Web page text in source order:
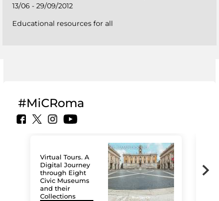
13/06 - 29/09/2012
Educational resources for all
#MiCRoma
Virtual Tours. A
Digital Journey
through Eight
Civic Museums
and their
Collections